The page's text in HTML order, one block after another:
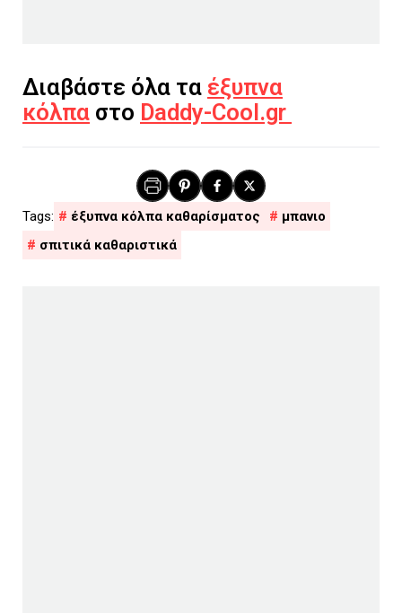
Διαβάστε όλα τα έξυπνα
κόλπα στο Daddy-Cool.gr
έξυπνα κόλπα καθαρίσματος
μπανιο
σπιτικά καθαριστικά